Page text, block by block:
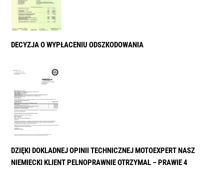
DECYZJA O WYPŁACENIU ODSZKODOWANIA
DZIĘKI DOKLADNEJ OPINII TECHNICZNEJ MOTOEXPERT NASZ
NIEMIECKI KLIENT PELNOPRAWNIE OTRZYMAL – PRAWIE 4